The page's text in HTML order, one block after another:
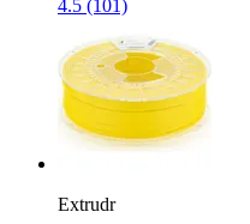
4.5 (101)
Extrudr